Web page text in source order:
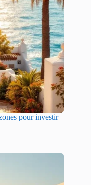
pour investir